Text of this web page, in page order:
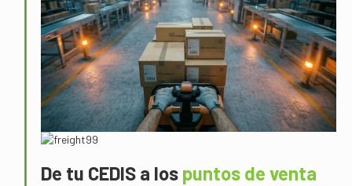
De tu CEDIS a los puntos de venta